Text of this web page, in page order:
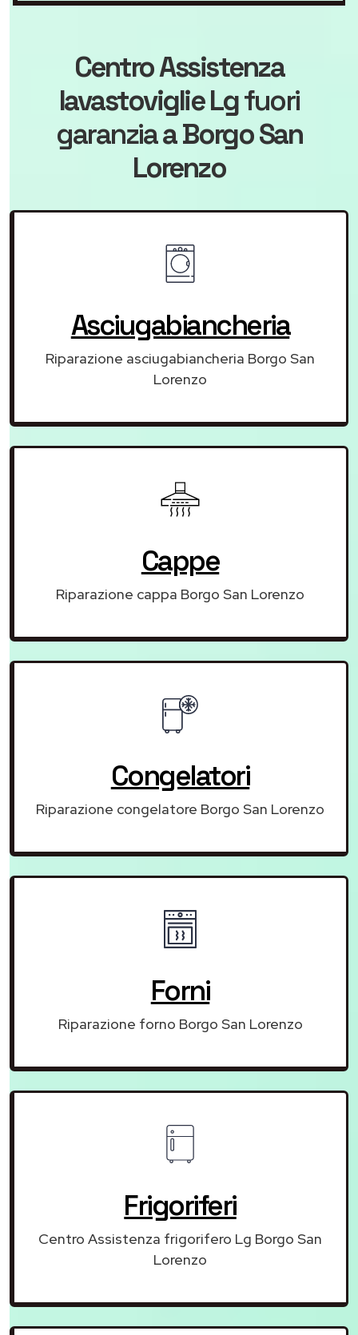
Centro Assistenza
lavastoviglie Lgfuori
garanziaa Borgo San
Lorenzo
Asciugabiancheria
Riparazione asciugabiancheria Borgo San
Lorenzo
Cappe
Riparazione cappa Borgo San Lorenzo
Congelatori
Riparazione congelatore Borgo San Lorenzo
Forni
Riparazione forno Borgo San Lorenzo
Frigoriferi
Centro Assistenza frigorifero Lg Borgo San
Lorenzo